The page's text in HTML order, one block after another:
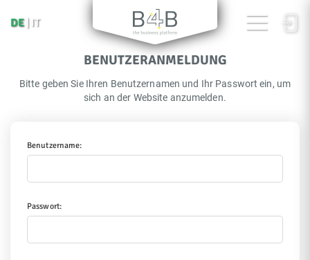
DE IT
BENUTZERANMELDUNG
Bitte geben Sie Ihren Benutzernamen und Ihr Passwort ein, um
sich an der Website anzumelden.
Benutzername:
Passwort: